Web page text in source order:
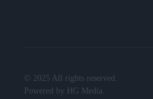
© 2025 All rights reserved.
Powered by
HG Media